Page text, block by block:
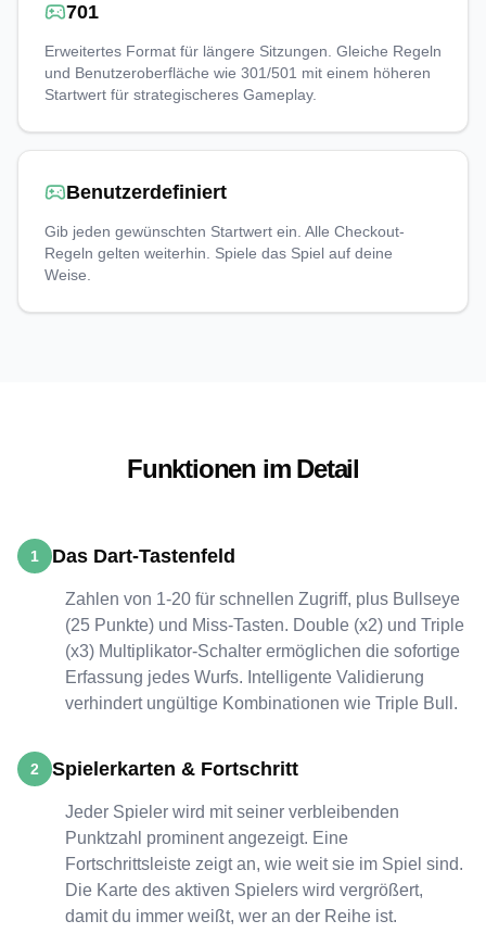
701
Erweitertes Format für längere Sitzungen. Gleiche Regeln
und Benutzeroberfläche wie 301/501 mit einem höheren
Startwert für strategischeres Gameplay.
Benutzerdefiniert
Gib jeden gewünschten Startwert ein. Alle Checkout-
Regeln gelten weiterhin. Spiele das Spiel auf deine
Weise.
Funktionen im Detail
1 Das Dart-Tastenfeld
Zahlen von 1-20 für schnellen Zugriff, plus Bullseye
(25 Punkte) und Miss-Tasten. Double (x2) und Triple
(x3) Multiplikator-Schalter ermöglichen die sofortige
Erfassung jedes Wurfs. Intelligente Validierung
verhindert ungültige Kombinationen wie Triple Bull.
2 Spielerkarten & Fortschritt
Jeder Spieler wird mit seiner verbleibenden
Punktzahl prominent angezeigt. Eine
Fortschrittsleiste zeigt an, wie weit sie im Spiel sind.
Die Karte des aktiven Spielers wird vergrößert,
damit du immer weißt, wer an der Reihe ist.